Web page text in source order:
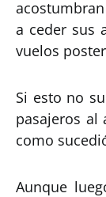
a ceder sus
vuelos
Si esto no
pasajeros al
como
Aunque